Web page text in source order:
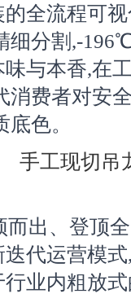
全流程可
细分割,-
与本香,在
消费者对安
色。
而出、登顶
代运营模
业内粗放